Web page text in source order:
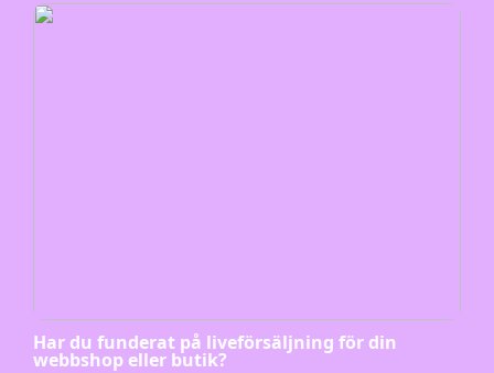
Har du funderat på liveförsäljning för din
webbshop eller butik?